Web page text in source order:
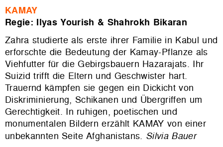
KAMAY
Regie: Ilyas Yourish & Shahrokh Bikaran
Zahra studierte als erste ihrer Familie in Kabul und
erforschte die Bedeutung der Kamay-Pflanze als
Viehfutter für die Gebirgsbauern Hazarajats. Ihr
Suizid trifft die Eltern und Geschwister hart.
Trauernd kämpfen sie gegen ein Dickicht von
Diskriminierung, Schikanen und Übergriffen um
Gerechtigkeit. In ruhigen, poetischen und
monumentalen Bildern erzählt KAMAY von einer
unbekannten Seite Afghanistans. Silvia Bauer